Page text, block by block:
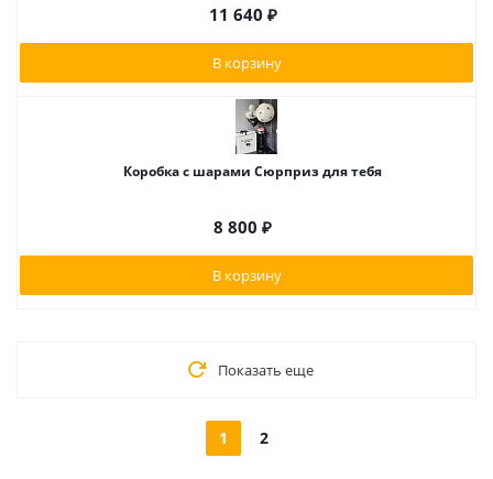
11 640 ₽
В корзину
Коробка с шарами Сюрприз для тебя
8 800 ₽
В корзину
Показать еще
1 2